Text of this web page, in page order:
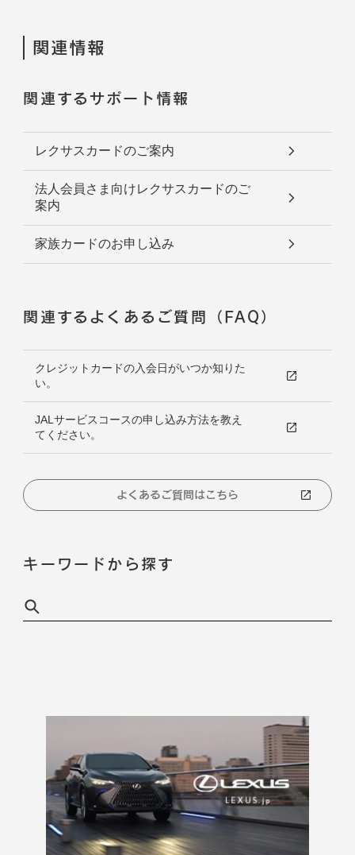
関連情報
関連するサポート情報
レクサスカードのご案内
法人会員さま向けレクサスカードのご
案内
家族カードのお申し込み
関連するよくあるご質問（FAQ）
クレジットカードの入会日がいつか知りた
い。
JALサービスコースの申し込み方法を教え
てください。
よくあるご質問はこちら
キーワードから探す